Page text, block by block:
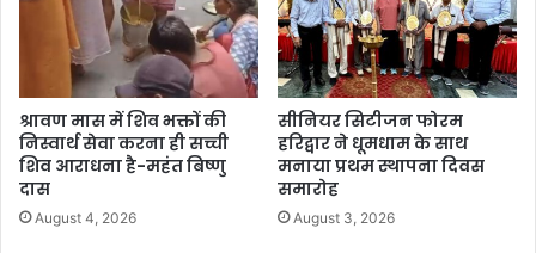
श्रावण मास में शिव भक्तों की
निस्वार्थ सेवा करना ही सच्ची
शिव आराधना है-महंत बिष्णु
दास
August 4, 2026
सीनियर सिटीजन फोरम
हरिद्वार ने धूमधाम के साथ
मनाया प्रथम स्थापना दिवस
समारोह
August 3, 2026